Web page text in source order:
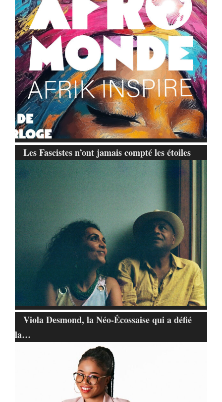
Les Fascistes n’ont jamais compté les étoiles
Viola Desmond, la Néo-Écossaise qui a défié
la…